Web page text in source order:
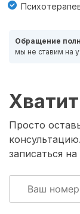
Обращение
мы не ставим на
Просто
записаться